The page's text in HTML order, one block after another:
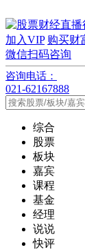
加入VIP 购买财
微信扫码咨询
咨询电话：
021-62167888
综合
股票
板块
嘉宾
课程
基金
经理
说说
快评